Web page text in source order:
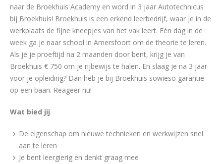
naar de Broekhuis Academy en word in 3 jaar Autotechnicus
bij Broekhuis! Broekhuis is een erkend leerbedrijf, waar je in de
werkplaats de fijne kneepjes van het vak leert. Eén dag in de
week ga je naar school in Amersfoort om de theorie te leren.
Als je je proeftijd na 2 maanden door bent, krijg je van
Broekhuis € 750 om je rijbewijs te halen. En slaag je na 3 jaar
voor je opleiding? Dan heb je bij Broekhuis sowieso garantie
op een baan. Reageer nu!
Wat bied jij
De eigenschap om nieuwe technieken en werkwijzen snel
aan te leren
Je bent leergierig en denkt graag mee